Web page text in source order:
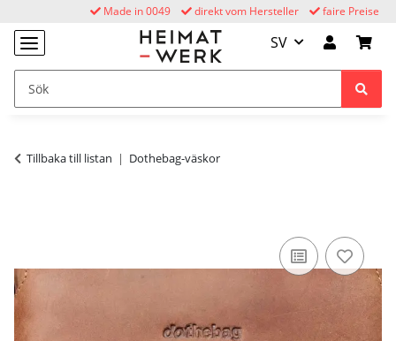
faire Preise
direkt vom Hersteller
Made in 0049
SV
Tillbaka till listan Dothebag-väskor